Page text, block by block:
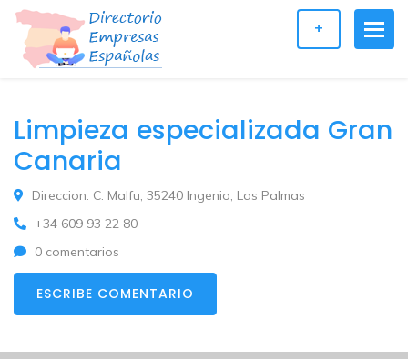
+
Limpieza especializada Gran
Canaria
Direccion: C. Malfu, 35240 Ingenio, Las Palmas
+34 609 93 22 80
0 comentarios
ESCRIBE COMENTARIO